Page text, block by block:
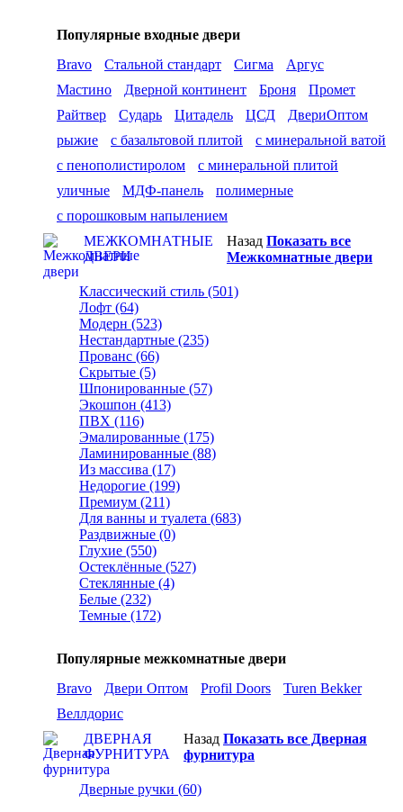
Популярные входные двери
Bravo
Стальной стандарт Сигма
Аргус
Мастино
Дверной континент Броня
Промет
Райтвер
Сударь Цитадель ЦСД
ДвериОптом
рыжие
с базальтовой плитой
с минеральной ватой
с пенополистиролом
с минеральной плитой
уличные
МДФ-панель
полимерные
с порошковым напылением
МЕЖКОМНАТНЫЕ
ДВЕРИ
Назад Показать все
Межкомнатные двери
Классический стиль (501)
Лофт (64)
Модерн (523)
Нестандартные (235)
Прованс (66)
Скрытые (5)
Шпонированные (57)
Экошпон (413)
ПВХ (116)
Эмалированные (175)
Ламинированные (88)
Из массива (17)
Недорогие (199)
Премиум (211)
Для ванны и туалета (683)
Раздвижные (0)
Глухие (550)
Остеклённые (527)
Стеклянные (4)
Белые (232)
Темные (172)
Популярные межкомнатные двери
Bravo
Двери Оптом Profil Doors
Turen Bekker
Веллдорис
ДВЕРНАЯ
ФУРНИТУРА
Назад Показать все Дверная
фурнитура
Дверные ручки (60)